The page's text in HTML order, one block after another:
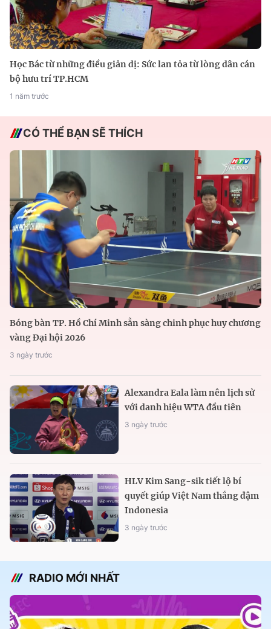
Học Bác từ những điều giản dị: Sức lan tỏa từ lòng dân cán
bộ hưu trí TP.HCM
1 năm trước
CÓ THỂ BẠN SẼ THÍCH
Bóng bàn TP. Hồ Chí Minh sẵn sàng chinh phục huy chương
vàng Đại hội 2026
3 ngày trước
Alexandra Eala làm nên lịch sử
với danh hiệu WTA đầu tiên
3 ngày trước
HLV Kim Sang-sik tiết lộ bí
quyết giúp Việt Nam thắng đậm
Indonesia
3 ngày trước
RADIO MỚI NHẤT